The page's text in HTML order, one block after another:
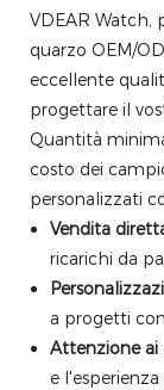
VDEAR Watch,
quarzo OEM/
eccellente
progettare il
Quantità
costo dei
personalizzati
Vendita
ricarichi da
a progetti
Attenzione ai
e